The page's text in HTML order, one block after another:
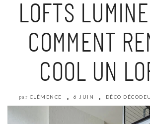
LOFTS
COMMENT
COOL UN
par CLÉMENCE 6 JUIN DÉCO